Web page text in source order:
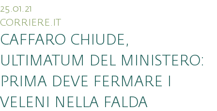
25.01.21
CORRIERE.IT
CAFFARO CHIUDE,
ULTIMATUM DEL MINISTERO:
PRIMA DEVE FERMARE I
VELENI NELLA FALDA